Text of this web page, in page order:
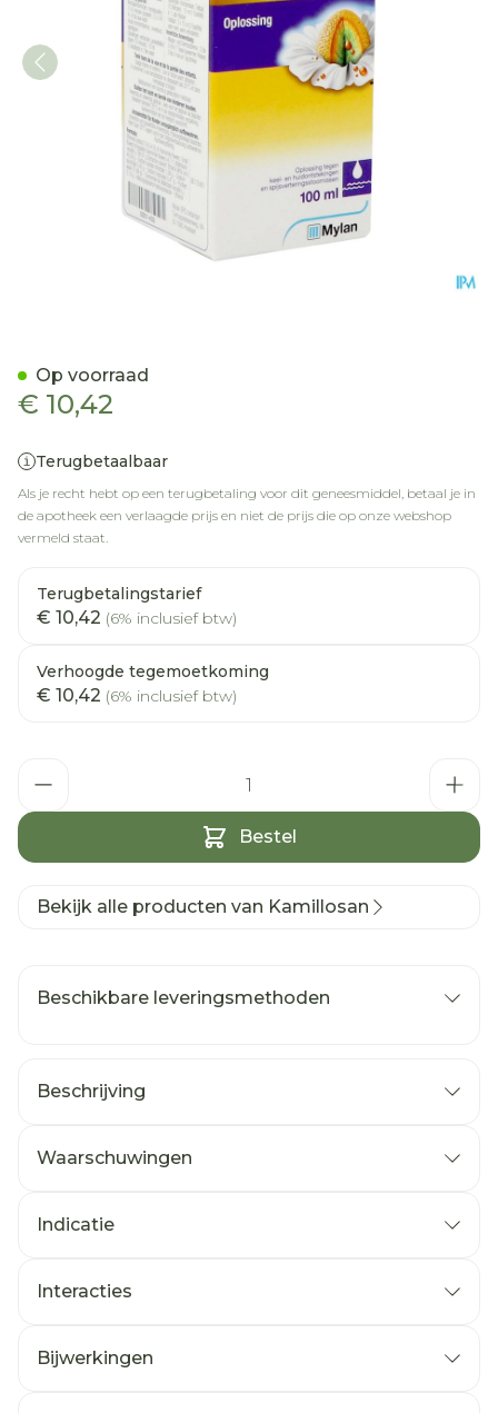
€ 10,42
Terugbetaalbaar
Als je recht hebt op een terugbetaling voor dit geneesmiddel, betaal je in
de apotheek een verlaagde prijs en niet de prijs die op onze webshop
vermeld staat.
Terugbetalingstarief
€ 10,42 (6% inclusief btw)
Verhoogde tegemoetkoming
€ 10,42 (6% inclusief btw)
Bestel
Op voorraad
Bekijk alle producten van Kamillosan
Beschikbare leveringsmethoden
Beschrijving
Waarschuwingen
Indicatie
Interacties
Bijwerkingen